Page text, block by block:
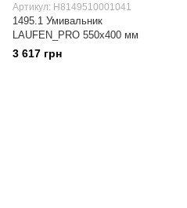
Артикул: H8149510001041
1495.1 Умивальник
LAUFEN_PRO 550х400 мм
3 617 грн